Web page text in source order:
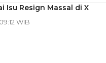
Isu Resign Massal di X
WIB